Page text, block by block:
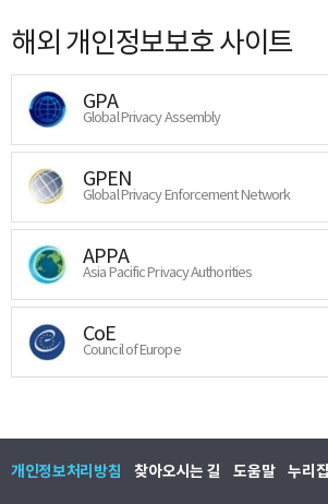
해외 개인정보보호 사이트
GPA
Global Privacy Assembly
GPEN
Global Privacy Enforcement Network
APPA
Asia Pacific Privacy Authorities
CoE
Council of Europe
개인정보처리방침 찾아오시는 길 도움말 누리